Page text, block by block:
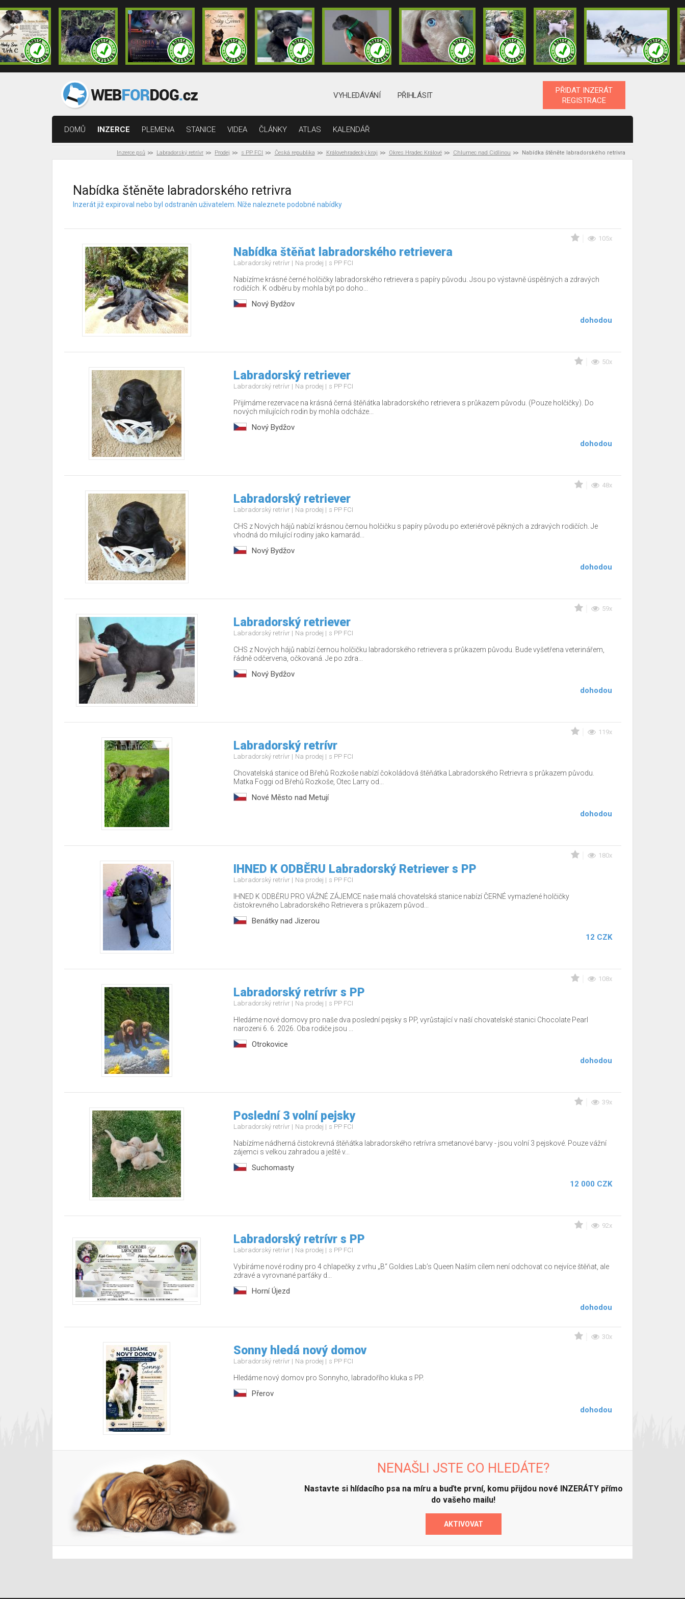
VYHLEDÁVÁNÍ PŘIHLÁSIT
PŘIDAT INZERÁT
REGISTRACE
DOMŮ INZERCE PLEMENA STANICE VIDEA ČLÁNKY ATLAS KALENDÁŘ
Inzerce psů Labradorský retrívr Prodej s PP FCI Česká republika Královehradecký kraj Okres Hradec Králové Chlumec nad Cidlinou Nabídka štěněte labradorského retrivra
Nabídka štěněte labradorského retrivra
Inzerát již expiroval nebo byl odstraněn uživatelem. Níže naleznete podobné nabídky
105x
Nabídka štěňat labradorského retrievera
Labradorský retrívr Na prodej s PP FCI
Nabízíme krásné černé holčičky labradorského retrievera s papíry původu. Jsou po výstavně úspěšných a zdravých
rodičích. K odběru by mohla být po doho...
Nový Bydžov
dohodou
50x
Labradorský retriever
Labradorský retrívr Na prodej s PP FCI
Přijímáme rezervace na krásná černá štěňátka labradorského retrievera s průkazem původu. (Pouze holčičky). Do
nových milujících rodin by mohla odcháze...
Nový Bydžov
dohodou
48x
Labradorský retriever
Labradorský retrívr Na prodej s PP FCI
CHS z Nových hájů nabízí krásnou černou holčičku s papíry původu po exteriérově pěkných a zdravých rodičích. Je
vhodná do milující rodiny jako kamarád...
Nový Bydžov
dohodou
59x
Labradorský retriever
Labradorský retrívr Na prodej s PP FCI
CHS z Nových hájů nabízí černou holčičku labradorského retrievera s průkazem původu. Bude vyšetřena veterinářem,
řádně odčervena, očkovaná. Je po zdra...
Nový Bydžov
dohodou
119x
Labradorský retrívr
Labradorský retrívr Na prodej s PP FCI
Chovatelská stanice od Břehů Rozkoše nabízí čokoládová štěňátka Labradorského Retrievra s průkazem původu.
Matka Foggi od Břehů Rozkoše, Otec Larry od...
Nové Město nad Metují
dohodou
180x
IHNED K ODBĚRU Labradorský Retriever s PP
Labradorský retrívr Na prodej s PP FCI
IHNED K ODBĚRU PRO VÁŽNÉ ZÁJEMCE naše malá chovatelská stanice nabízí ČERNÉ vymazlené holčičky
čistokrevného Labradorského Retrievera s průkazem původ...
Benátky nad Jizerou
12 CZK
108x
Labradorský retrívr s PP
Labradorský retrívr Na prodej s PP FCI
Hledáme nové domovy pro naše dva poslední pejsky s PP, vyrůstající v naší chovatelské stanici Chocolate Pearl
narozeni 6. 6. 2026. Oba rodiče jsou ...
Otrokovice
dohodou
39x
Poslední 3 volní pejsky
Labradorský retrívr Na prodej s PP FCI
Nabízíme nádherná čistokrevná štěňátka labradorského retrívra smetanové barvy - jsou volní 3 pejskové. Pouze vážní
zájemci s velkou zahradou a ještě v...
Suchomasty
12 000 CZK
92x
Labradorský retrívr s PP
Labradorský retrívr Na prodej s PP FCI
Vybíráme nové rodiny pro 4 chlapečky z vrhu „B“ Goldies Lab’s Queen Naším cílem není odchovat co nejvíce štěňat, ale
zdravé a vyrovnané parťáky d...
Horní Újezd
dohodou
30x
Sonny hledá nový domov
Labradorský retrívr Na prodej s PP FCI
Hledáme nový domov pro Sonnyho, labradořího kluka s PP.
Přerov
dohodou
NENAŠLI JSTE CO HLEDÁTE?
Nastavte si hlídacího psa na míru a buďte první, komu přijdou nové INZERÁTY přímo
do vašeho mailu!
AKTIVOVAT